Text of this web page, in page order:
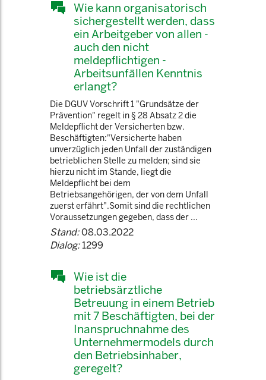
Wie kann organisatorisch
sichergestellt werden, dass
ein Arbeitgeber von allen -
auch den nicht
meldepflichtigen -
Arbeitsunfällen Kenntnis
erlangt?
Die DGUV Vorschrift 1 "Grundsätze der
Prävention" regelt in § 28 Absatz 2 die
Meldepflicht der Versicherten bzw.
Beschäftigten:"Versicherte haben
unverzüglich jeden Unfall der zuständigen
betrieblichen Stelle zu melden; sind sie
hierzu nicht im Stande, liegt die
Meldepflicht bei dem
Betriebsangehörigen, der von dem Unfall
zuerst erfährt".Somit sind die rechtlichen
Voraussetzungen gegeben, dass der ...
Stand:08.03.2022
Dialog:1299
Wie ist die
betriebsärztliche
Betreuung in einem Betrieb
mit 7 Beschäftigten, bei der
Inanspruchnahme des
Unternehmermodels durch
den Betriebsinhaber,
geregelt?